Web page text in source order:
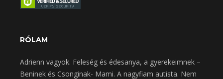
RÓLAM
Adrienn vagyok. Feleség és édesanya, a gyerekeimnek –
Beninek és Csonginak- Mami. A nagyfiam autista. Nem